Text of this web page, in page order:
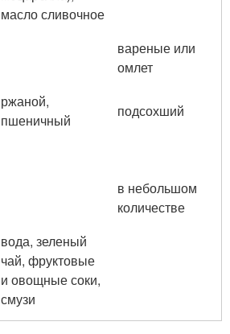
масло сливочное
вареные или
омлет
ржаной,
пшеничный
подсохший
в небольшом
количестве
вода, зеленый
чай, фруктовые
и овощные соки,
смузи